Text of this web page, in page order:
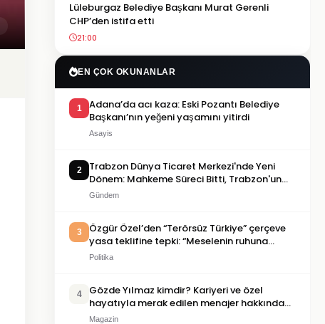
Lüleburgaz Belediye Başkanı Murat Gerenli
CHP’den istifa etti
21:00
EN ÇOK OKUNANLAR
1
Adana’da acı kaza: Eski Pozantı Belediye
Başkanı’nın yeğeni yaşamını yitirdi
Asayis
2
Trabzon Dünya Ticaret Merkezi'nde Yeni
Dönem: Mahkeme Süreci Bitti, Trabzon'un
Dev Projesi Ne Zaman Tamamlanacak?
Gündem
3
Özgür Özel’den “Terörsüz Türkiye” çerçeve
yasa teklifine tepki: “Meselenin ruhuna
aykırı”
Politika
4
Gözde Yılmaz kimdir? Kariyeri ve özel
hayatıyla merak edilen menajer hakkında
bilgiler
Magazin